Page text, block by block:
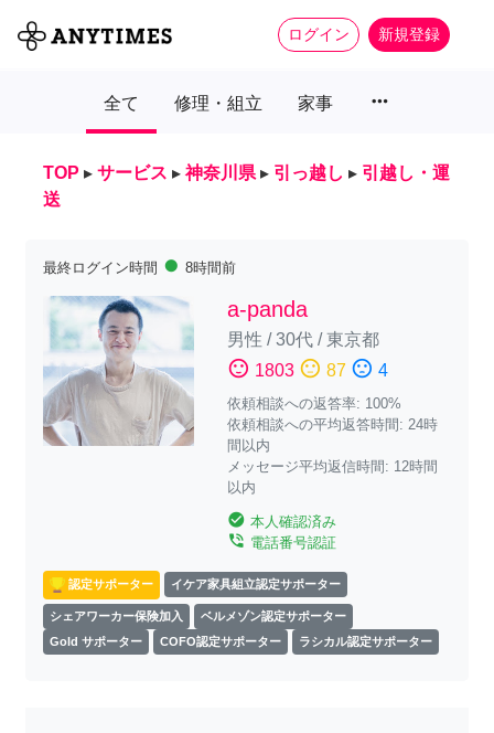
ログイン 新規登録
全て 修理・組立 家事 more_horiz
TOP ▸ サービス ▸ 神奈川県 ▸ 引っ越し ▸ 引越し・運
送
最終ログイン時間 fiber_manual_record 8時間前
a-panda
男性 /30代/東京都
sentiment_satisfied 1803 sentiment_neutral 87 sentiment_dissatisfied 4
依頼相談への返答率: 100%
依頼相談への平均返答時間: 24時
間以内
メッセージ平均返信時間: 12時間
以内
check_circle 本人確認済み
phone_in_talk 電話番号認証
認定サポーター イケア家具組立認定サポーター
シェアワーカー保険加入
ベルメゾン認定サポーター
Gold サポーター
COFO認定サポーター ラシカル認定サポーター